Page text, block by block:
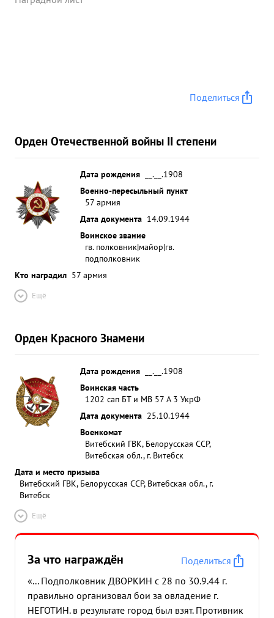
Поделиться
Орден Отечественной войны II степени
Дата рождения
__.__.1908
Военно-пересыльный пункт
57 армия
Дата документа 14.09.1944
Воинское звание
гв. полковник|майор|гв.
подполковник
Кто наградил 57 армия
Ещё
Орден Красного Знамени
Дата рождения
__.__.1908
Воинская часть
1202 сап БТ и МВ 57 А 3 УкрФ
Дата документа 25.10.1944
Военкомат
Витебский ГВК, Белорусская ССР,
Витебская обл., г. Витебск
Дата и место призыва
Витебский ГВК, Белорусская ССР, Витебская обл., г.
Витебск
Ещё
За что награждён
Поделиться
«... Подполковник ДВОРКИН с 28 по 30.9.44 г.
правильно организовал бои за овладение г.
НЕГОТИН. в результате город был взят. Противник